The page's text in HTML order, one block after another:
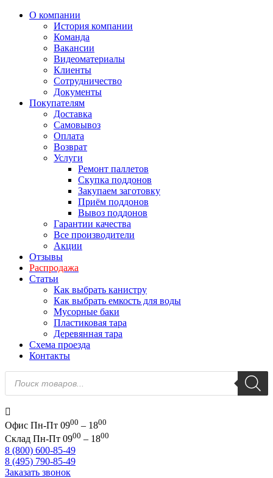
О компании
История компании
Команда
Вакансии
Видеоматериалы
Клиенты
Сотрудничество
Документы
Покупателям
Доставка
Самовывоз
Оплата
Возврат
Услуги
Ремонт паллетов
Скупка поддонов
Закупаем заготовку
Приём поддонов
Вывоз поддонов
Гарантии качества
Все производители
Акции
Отзывы
Распродажа
Статьи
Как выбрать канистру
Как выбрать емкость для воды
Мусорные баки
Пластиковая тара
Деревянная тара
Схема проезда
Контакты
Поиск
товаров
Офис Пн-Пт 0900 – 1800
Склад Пн-Пт 0900 – 1800
8 (800) 600-85-49
8 (495) 790-85-49
Заказать звонок